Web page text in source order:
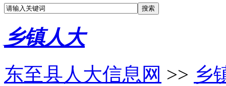
乡镇人大
东至县人大信息网 >> 乡